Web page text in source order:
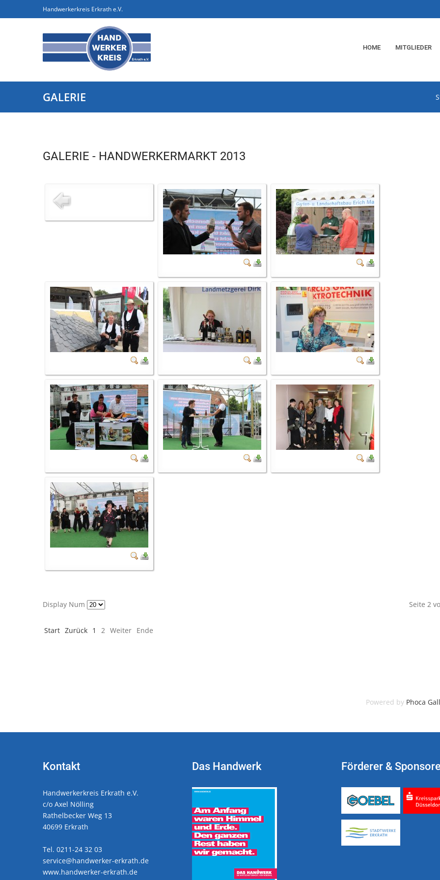
Handwerkerkreis Erkrath e.V.
HOME MITGLIEDER
GALERIE
GALERIE - HANDWERKERMARKT 2013
Display Num Seite 2
Start Zurück 1 2 Weiter Ende
Powered by Phoca
Kontakt
Handwerkerkreis Erkrath e.V.
c/o Axel Nölling
Rathelbecker Weg 13
40699 Erkrath
Tel. 0211-24 32 03
service@handwerker-erkrath.de
www.handwerker-erkrath.de
Das Handwerk Förderer &